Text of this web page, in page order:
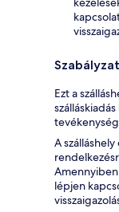
Ezt a
A
lépjen